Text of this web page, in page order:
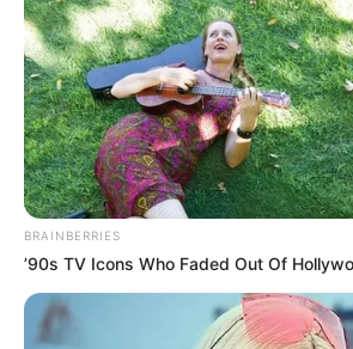
Lea también:Barrio de Rionegro
eléctricas
BRAINBERRIES
’90s TV Icons Who Faded Out Of